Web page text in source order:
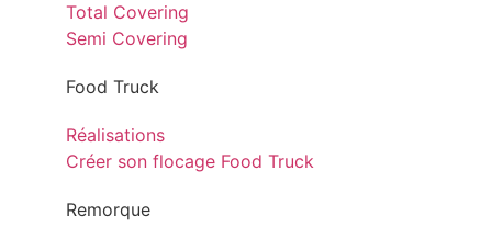
Total Covering
Semi Covering
Food Truck
Réalisations
Créer son flocage Food Truck
Remorque